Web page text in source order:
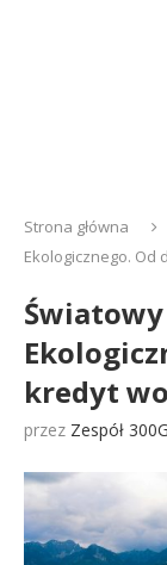
Strona główna
Ekologicznego. Od
Światowy
kredyt
przez Zespół